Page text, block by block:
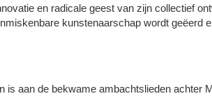
en radicale geest van zijn collectief
kunstenaarschap wordt geëerd
is aan de bekwame ambachtslieden achter